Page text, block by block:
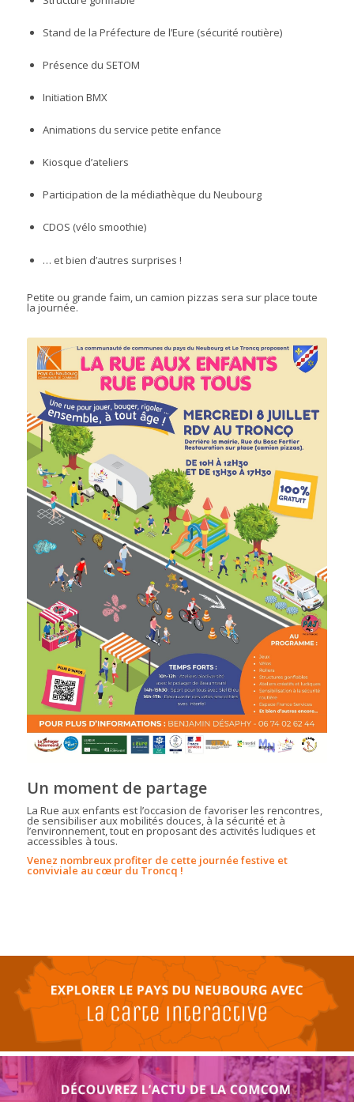
Stand de la Préfecture de l’Eure (sécurité routière)
Présence du SETOM
Initiation BMX
Animations du service petite enfance
Kiosque d’ateliers
Participation de la médiathèque du Neubourg
CDOS (vélo smoothie)
… et bien d’autres surprises !
Petite ou grande faim, un camion pizzas sera sur place toute
la journée.
Un moment de partage
La Rue aux enfants est l’occasion de favoriser les rencontres,
de sensibiliser aux mobilités douces, à la sécurité et à
l’environnement, tout en proposant des activités ludiques et
accessibles à tous.
Venez nombreux profiter de cette journée festive et
conviviale au cœur du Troncq !